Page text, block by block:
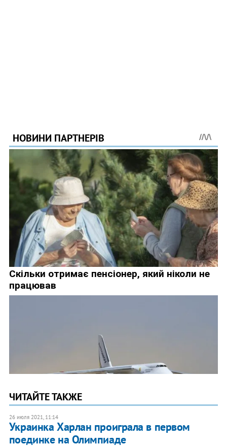
ЧИТАЙТЕ ТАКЖЕ
26 июля 2021, 11:14
Украинка Харлан проиграла в первом
поединке на Олимпиаде